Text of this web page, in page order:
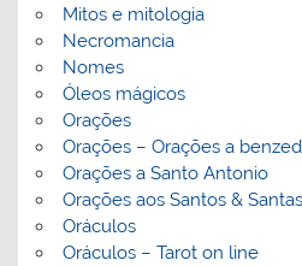
Mitos e mitologia
Necromancia
Nomes
Óleos mágicos
Orações
Orações – Orações a
Orações a Santo Antonio
Orações aos Santos & Santas
Oráculos
Oráculos – Tarot on line